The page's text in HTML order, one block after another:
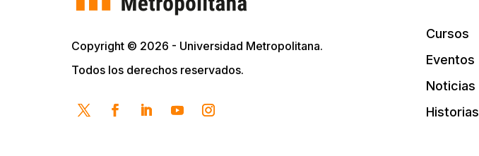
Copyright © 2026 - Universidad Metropolitana.
Todos los derechos reservados.
Cursos
Eventos
Noticias